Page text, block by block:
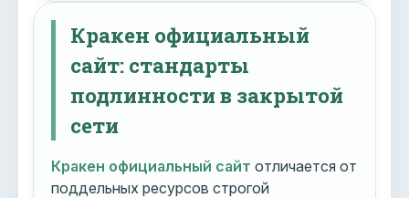
Кракен официальный
сайт: стандарты
подлинности в закрытой
сети
Кракен официальный сайт отличается от
поддельных ресурсов строгой